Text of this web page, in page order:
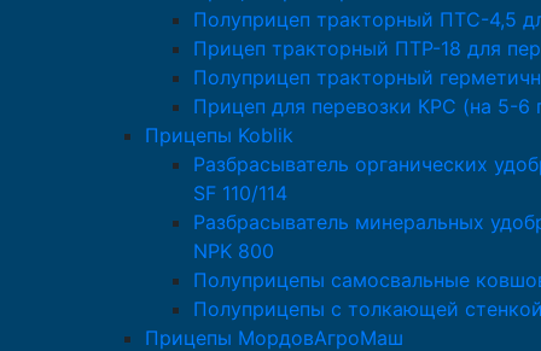
Полуприцеп тракторный ПТС-4,5
Прицеп тракторный ПТР-18 для
Полуприцеп тракторный
Прицеп для перевозки КРС (на 5-6
Прицепы Koblik
Разбрасыватель органических
SF 110/114
Разбрасыватель минеральных
NPK 800
Полуприцепы самосвальные
Полуприцепы с толкающей
Прицепы МордовАгроМаш